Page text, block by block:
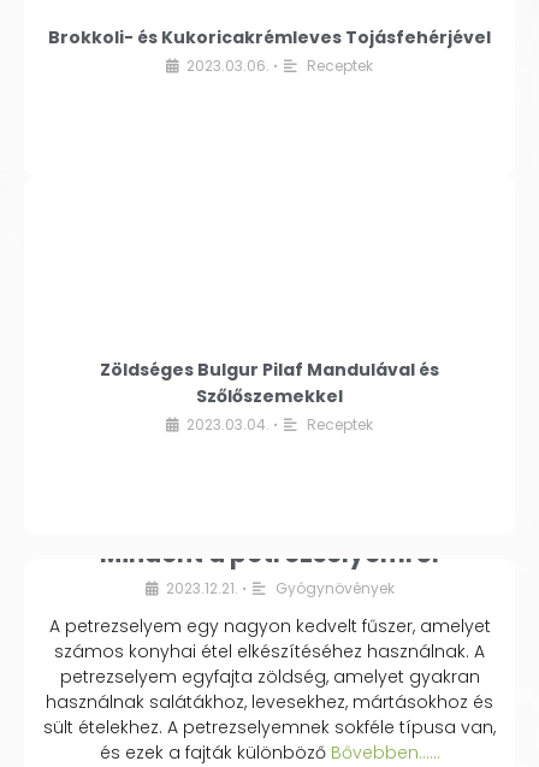
Brokkoli- és Kukoricakrémleves Tojásfehérjével
2023.03.06. • Receptek
Zöldséges Bulgur Pilaf Mandulával és
Szőlőszemekkel
2023.03.04. • Receptek
Mindent a petrezselyemről
2023.12.21. • Gyógynövények
A petrezselyem egy nagyon kedvelt fűszer, amelyet
számos konyhai étel elkészítéséhez használnak. A
petrezselyem egyfajta zöldség, amelyet gyakran
használnak salátákhoz, levesekhez, mártásokhoz és
sült ételekhez. A petrezselyemnek sokféle típusa van,
és ezek a fajták különbözőBővebben...…